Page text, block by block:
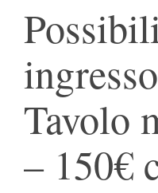
Tavolo
– 150€